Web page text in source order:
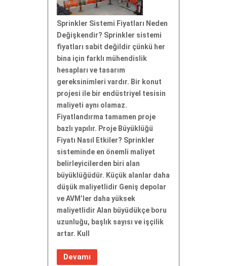
Sprinkler Sistemi Fiyatları Neden
Değişkendir? Sprinkler sistemi
fiyatları sabit değildir çünkü her
bina için farklı mühendislik
hesapları ve tasarım
gereksinimleri vardır. Bir konut
projesi ile bir endüstriyel tesisin
maliyeti aynı olamaz.
Fiyatlandırma tamamen proje
bazlı yapılır. Proje Büyüklüğü
Fiyatı Nasıl Etkiler? Sprinkler
sisteminde en önemli maliyet
belirleyicilerden biri alan
büyüklüğüdür. Küçük alanlar daha
düşük maliyetlidir Geniş depolar
ve AVM’ler daha yüksek
maliyetlidir Alan büyüdükçe boru
uzunluğu, başlık sayısı ve işçilik
artar. Kull
Devamı